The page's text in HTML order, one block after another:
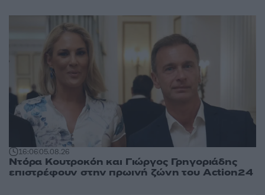
16:0605.08.26
Ντόρα Κουτροκόη και Γιώργος Γρηγοριάδης
επιστρέφουν στην πρωινή ζώνη του Action24